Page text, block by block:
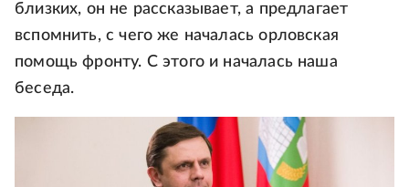
близких, он не рассказывает, а предлагает
вспомнить, с чего же началась орловская
помощь фронту. С этого и началась наша
беседа.